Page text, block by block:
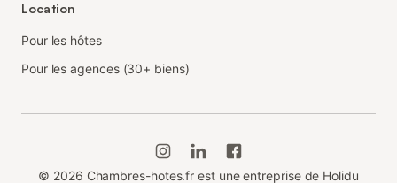
Location
Pour les hôtes
Pour les agences (30+ biens)
© 2026 Chambres-hotes.fr est une entreprise de Holidu